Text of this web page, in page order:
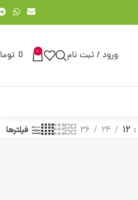
ورود / ثبت نام 0
0
12
24
36 فیلترها